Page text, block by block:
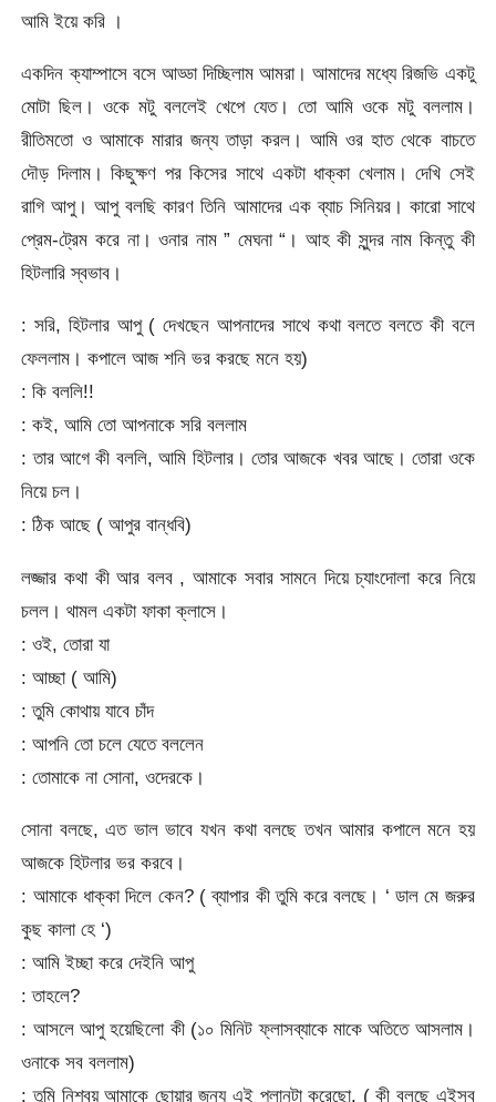
আমি ইয়ে করি ।
একদিন ক্যাম্পাসে বসে আড্ডা দিচ্ছিলাম আমরা। আমাদের মধ্যে রিজভি একটু
মোটা ছিল। ওকে মটু বললেই খেপে যেত। তো আমি ওকে মটু বললাম।
রীতিমতো ও আমাকে মারার জন্য তাড়া করল। আমি ওর হাত থেকে বাচতে
দৌড় দিলাম। কিছুক্ষণ পর কিসের সাথে একটা ধাক্কা খেলাম। দেখি সেই
রাগি আপু। আপু বলছি কারণ তিনি আমাদের এক ব্যাচ সিনিয়র। কারো সাথে
প্রেম-ট্রেম করে না। ওনার নাম ” মেঘনা “। আহ কী সুন্দর নাম কিন্তু কী
হিটলারি স্বভাব।
: সরি, হিটলার আপু ( দেখছেন আপনাদের সাথে কথা বলতে বলতে কী বলে
ফেললাম। কপালে আজ শনি ভর করছে মনে হয়)
: কি বললি!!
: কই, আমি তো আপনাকে সরি বললাম
: তার আগে কী বললি, আমি হিটলার। তোর আজকে খবর আছে। তোরা ওকে
নিয়ে চল।
: ঠিক আছে ( আপুর বান্ধবি)
লজ্জার কথা কী আর বলব , আমাকে সবার সামনে দিয়ে চ্যাংদোলা করে নিয়ে
চলল। থামল একটা ফাকা ক্লাসে।
: ওই, তোরা যা
: আচ্ছা ( আমি)
: তুমি কোথায় যাবে চাঁদ
: আপনি তো চলে যেতে বললেন
: তোমাকে না সোনা, ওদেরকে।
সোনা বলছে, এত ভাল ভাবে যখন কথা বলছে তখন আমার কপালে মনে হয়
আজকে হিটলার ভর করবে।
: আমাকে ধাক্কা দিলে কেন? ( ব্যাপার কী তুমি করে বলছে। ‘ ডাল মে জরুর
কুছ কালা হে ‘)
: আমি ইচ্ছা করে দেইনি আপু
: তাহলে?
: আসলে আপু হয়েছিলো কী (১০ মিনিট ফ্লাসব্যাকে মাকে অতিতে আসলাম।
ওনাকে সব বললাম)
: তুমি নিশ্বয় আমাকে ছোয়ার জন্য এই প্লানটা করেছো. ( কী বলছে এইসব